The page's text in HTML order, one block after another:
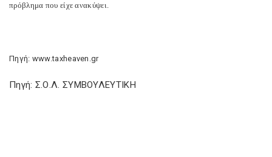
πρόβλημα που είχε ανακύψει.
Πηγή: www.taxheaven.gr
Πηγή: Σ.Ο.Λ. ΣΥΜΒΟΥΛΕΥΤΙΚΗ